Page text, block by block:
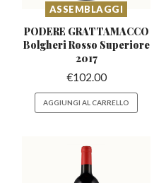
ASSEMBLAGGI
PODERE GRATTAMACCO
Bolgheri Rosso Superiore
2017
€102.00
AGGIUNGI AL CARRELLO